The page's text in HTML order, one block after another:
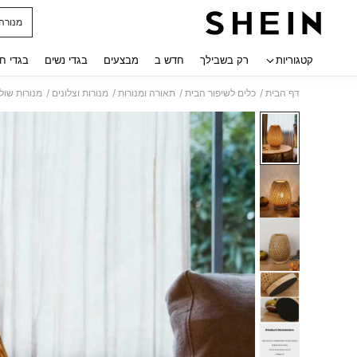
קטגוריות רק בשבילך חדש ב מבצעים בגדי נשים בגדי
דף הבית / כלים לשיפור הבית / תאורה ומנורות / מנורות וצלונים / מנורות